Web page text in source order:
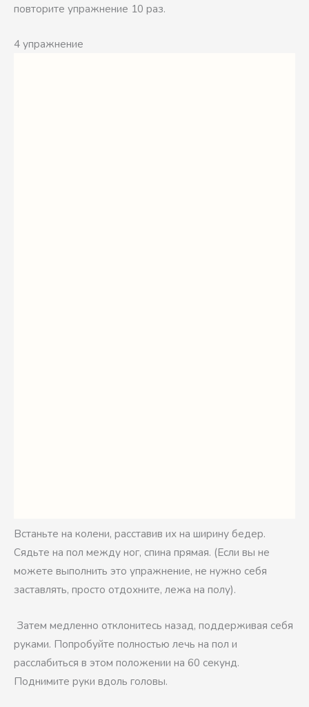
повторите упражнение 10 раз.
4 упражнение
Встаньте на колени, расставив их на ширину бедер.
Сядьте на пол между ног, спина прямая. (Если вы не
можете выполнить это упражнение, не нужно себя
заставлять, просто отдохните, лежа на полу).
Затем медленно отклонитесь назад, поддерживая себя
руками. Попробуйте полностью лечь на пол и
расслабиться в этом положении на 60 секунд.
Поднимите руки вдоль головы.